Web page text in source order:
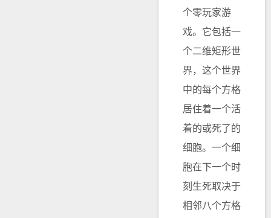
个零玩家游
戏。它包括一
个二维矩形世
界，这个世界
中的每个方格
居住着一个活
着的或死了的
细胞。一个细
胞在下一个时
刻生死取决于
相邻八个方格